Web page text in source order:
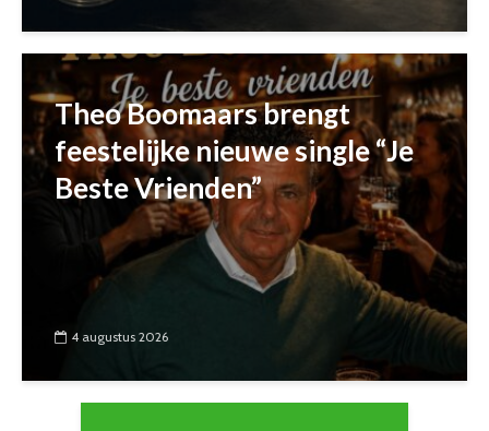
Theo Boomaars brengt
feestelijke nieuwe single “Je
Beste Vrienden”
4 augustus 2026